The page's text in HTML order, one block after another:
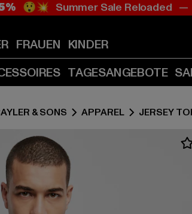
😲💥 Summer Sale Reloaded
FRAUEN KINDER
TAGESANGEBOTE
& SONS APPAREL JERSEY